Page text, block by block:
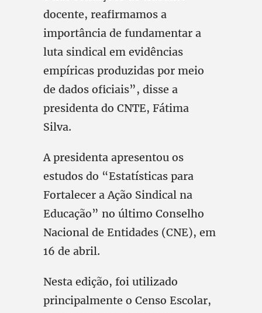
docente, reafirmamos a
importância de fundamentar a
luta sindical em evidências
empíricas produzidas por meio
de dados oficiais”, disse a
presidenta do CNTE, Fátima
Silva.
A presidenta apresentou os
estudos do “Estatísticas para
Fortalecer a Ação Sindical na
Educação” no último Conselho
Nacional de Entidades (CNE), em
16 de abril.
Nesta edição, foi utilizado
principalmente o Censo Escolar,